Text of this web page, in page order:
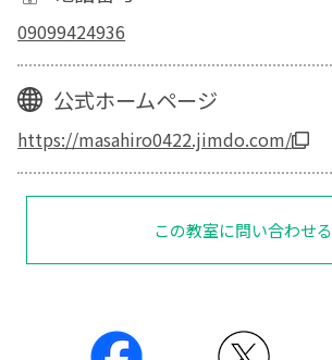
09099424936
公式ホームページ
https://masahiro0422.jimdo.com/
この教室に問い合わせる